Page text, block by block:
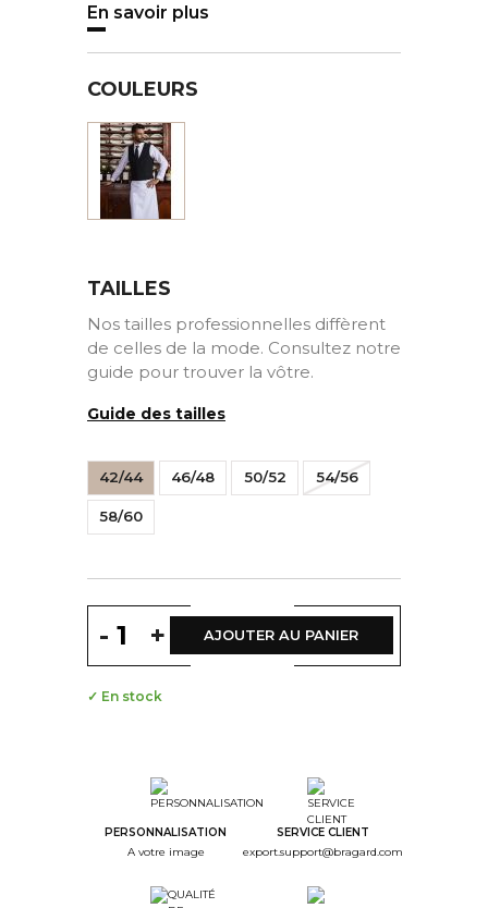
En savoir plus
COULEURS
TAILLES
Nos tailles professionnelles diffèrent
de celles de la mode. Consultez notre
guide pour trouver la vôtre.
Guide des tailles
42/44 46/48 50/52 54/56
58/60
- + AJOUTER AU PANIER
✓ En stock
PERSONNALISATION
A votre image
SERVICE CLIENT
export.support@bragard.com